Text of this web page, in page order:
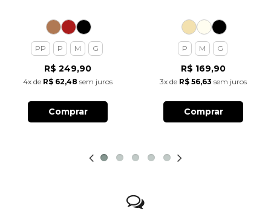
PP P M G
R$ 249,90
4x de R$ 62,48 sem juros
Comprar
P M G
R$ 169,90
3x de R$ 56,63 sem juros
Comprar